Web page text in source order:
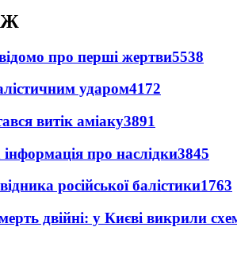
про перші жертви5538
ударом4172
витік аміаку3891
про наслідки3845
російської балістики1763
двійні: у Києві викрили